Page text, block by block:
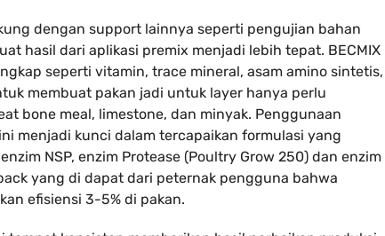
dengan support lainnya seperti pengujian bahan
hasil dari aplikasi premix menjadi lebih tepat. BECMIX
seperti vitamin, trace mineral, asam amino sintetis,
membuat pakan jadi untuk layer hanya perlu
bone meal, limestone, dan minyak. Penggunaan
menjadi kunci dalam tercapaikan formulasi yang
NSP, enzim Protease (Poultry Grow 250) dan enzim
yang di dapat dari peternak pengguna bahwa
efisiensi 3-5% di pakan.